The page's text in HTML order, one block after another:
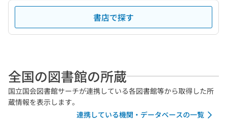
書店で探す
全国の図書館の所蔵
国立国会図書館サーチが連携している各図書館等から取得した所
蔵情報を表示します。
連携している機関・データベースの一覧